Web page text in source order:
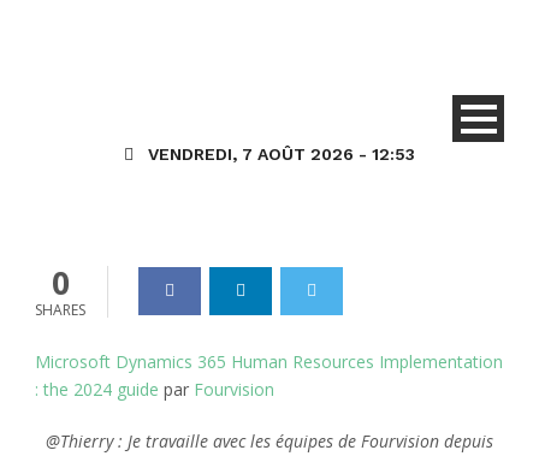
VENDREDI, 7 AOÛT 2026 - 12:53
Dynamics_365 01 Fév 2024 0
0
SHARES
Microsoft Dynamics 365 Human Resources Implementation
: the 2024 guide par Fourvision
@Thierry : Je travaille avec les équipes de Fourvision depuis